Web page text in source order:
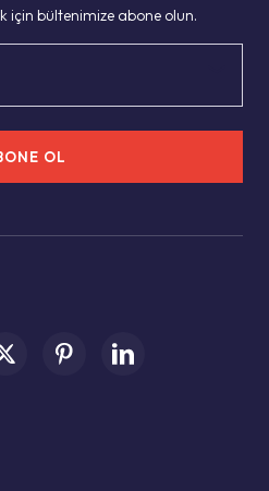
için bültenimize abone olun.
OL